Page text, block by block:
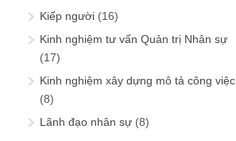
Kiếp người (16)
Kinh nghiệm tư vấn Quản trị Nhân sự
(17)
Kinh nghiệm xây dựng mô tả công việc
(8)
Lãnh đạo nhân sự (8)